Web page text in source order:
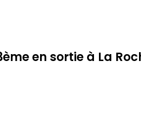
en sortie à La